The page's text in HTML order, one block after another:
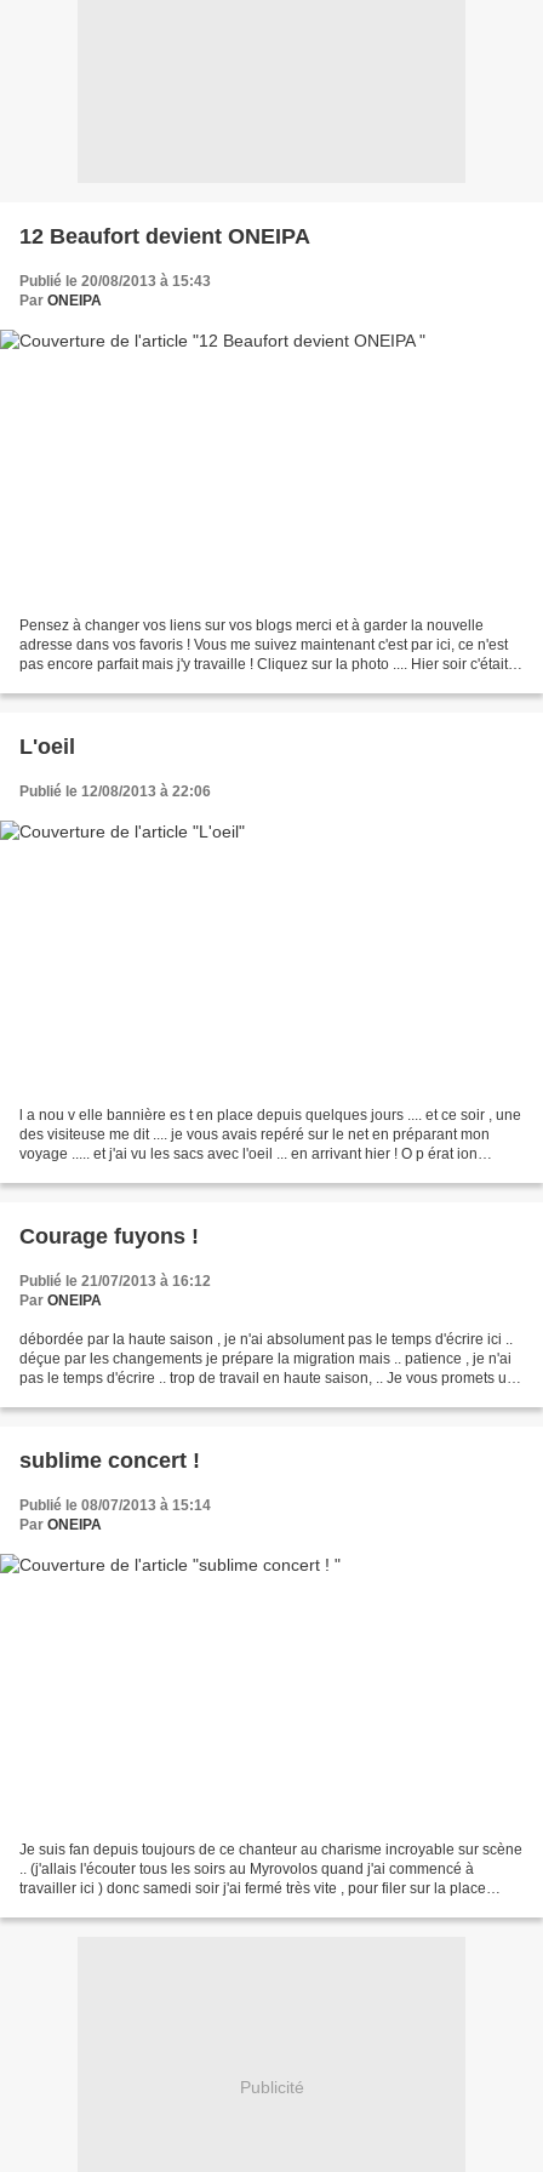
12 Beaufort devient ONEIPA
Publié le 20/08/2013 à 15:43
Par ONEIPA
Pensez à changer vos liens sur vos blogs merci et à garder la nouvelle
adresse dans vos favoris ! Vous me suivez maintenant c'est par ici, ce n'est
pas encore parfait mais j'y travaille ! Cliquez sur la photo .... Hier soir c'était
L'oeil
Publié le 12/08/2013 à 22:06
l a nou v elle bannière es t en place depuis quelques jours .... et ce soir , une
des visiteuse me dit .... je vous avais repéré sur le net en préparant mon
voyage ..... et j'ai vu les sacs avec l'oeil ... en arrivant hier ! O p érat ion
Courage fuyons !
Publié le 21/07/2013 à 16:12
Par ONEIPA
débordée par la haute saison , je n'ai absolument pas le temps d'écrire ici ..
déçue par les changements je prépare la migration mais .. patience , je n'ai
pas le temps d'écrire .. trop de travail en haute saison, .. Je vous promets un
sublime concert !
Publié le 08/07/2013 à 15:14
Par ONEIPA
Je suis fan depuis toujours de ce chanteur au charisme incroyable sur scène
.. (j'allais l'écouter tous les soirs au Myrovolos quand j'ai commencé à
travailler ici ) donc samedi soir j'ai fermé très vite , pour filer sur la place
Publicité